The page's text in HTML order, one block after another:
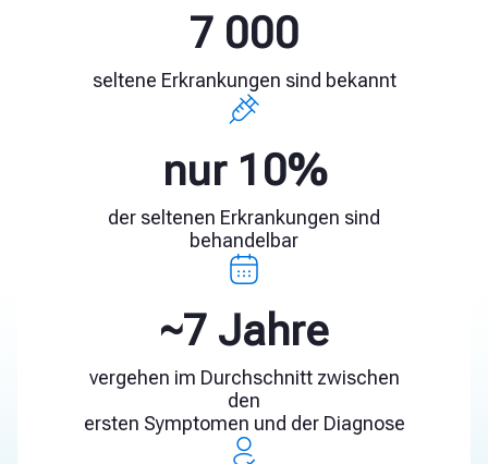
7 000
seltene Erkrankungen sind bekannt
nur 10%
der seltenen Erkrankungen sind
behandelbar
~7 Jahre
vergehen im Durchschnitt zwischen
den
ersten Symptomen und der Diagnose